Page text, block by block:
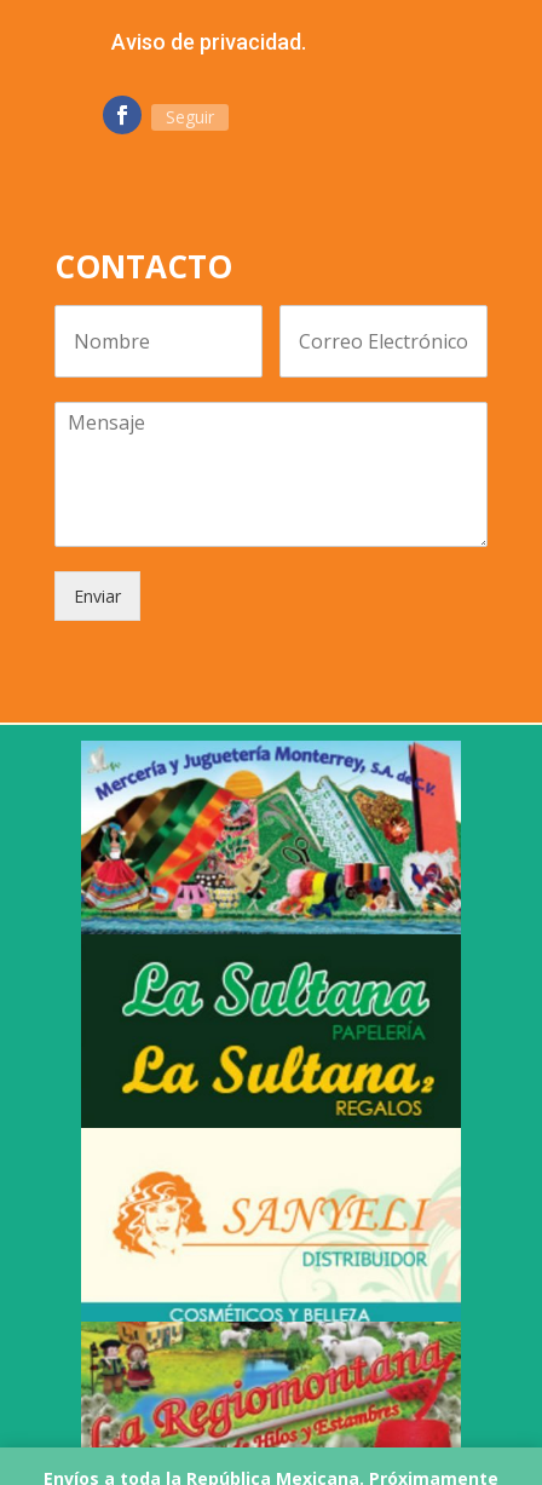
Aviso de privacidad.
Seguir
CONTACTO
Enviar
Envíos a toda la República Mexicana. Próximamente